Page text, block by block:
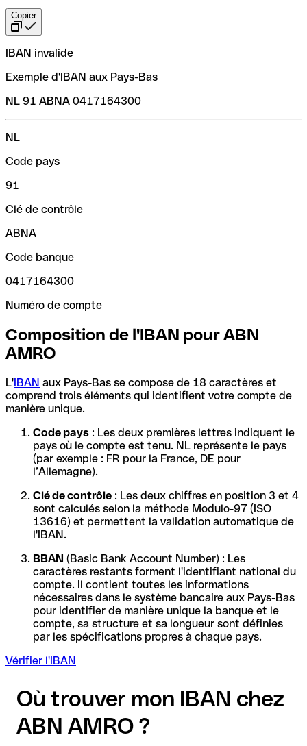
Copier
IBAN invalide
Exemple d'IBAN aux Pays-Bas
NL 91 ABNA 0417164300
NL
Code pays
91
Clé de contrôle
ABNA
Code banque
0417164300
Numéro de compte
Composition de l'IBAN pour ABN
AMRO
L'IBAN aux Pays-Bas se compose de 18 caractères et
comprend trois éléments qui identifient votre compte de
manière unique.
Code pays : Les deux premières lettres indiquent le
pays où le compte est tenu. NL représente le pays
(par exemple : FR pour la France, DE pour
l’Allemagne).
Clé de contrôle : Les deux chiffres en position 3 et 4
sont calculés selon la méthode Modulo-97 (ISO
13616) et permettent la validation automatique de
l'IBAN.
BBAN (Basic Bank Account Number) : Les
caractères restants forment l'identifiant national du
compte. Il contient toutes les informations
nécessaires dans le système bancaire aux Pays-Bas
pour identifier de manière unique la banque et le
compte, sa structure et sa longueur sont définies
par les spécifications propres à chaque pays.
Vérifier l'IBAN
Où trouver mon IBAN chez
ABN AMRO ?